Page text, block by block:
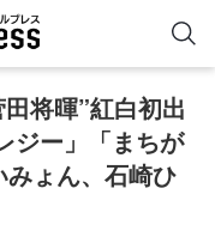
将暉”紅白初出
ジー」「まちが
ょん、石崎ひ